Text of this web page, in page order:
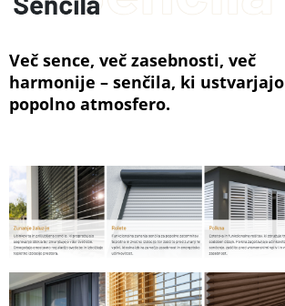
Več sence, več zasebnosti, več
harmonije – senčila, ki ustvarjajo
popolno atmosfero.